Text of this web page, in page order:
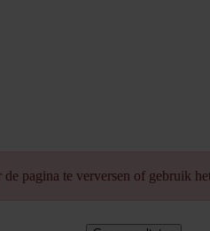
de pagina te verversen of gebruik